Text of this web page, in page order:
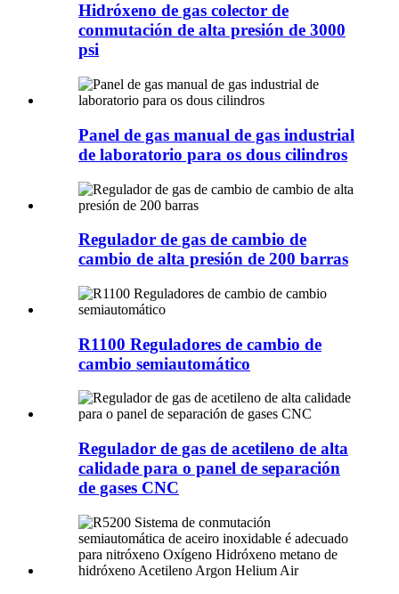
Hidróxeno de gas colector de
conmutación de alta presión de 3000
psi
Panel de gas manual de gas industrial
de laboratorio para os dous cilindros
Regulador de gas de cambio de
cambio de alta presión de 200 barras
R1100 Reguladores de cambio de
cambio semiautomático
Regulador de gas de acetileno de alta
calidade para o panel de separación
de gases CNC